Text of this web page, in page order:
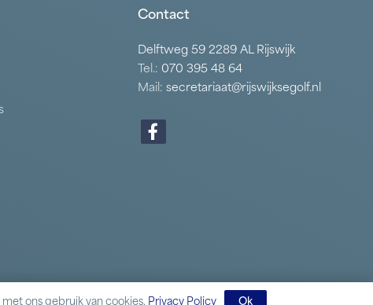
Contact
Delftweg 59 2289 AL Rijswijk
Tel.: 070 395 48 64
Mail: secretariaat@rijswijksegolf.nl
ons gebruik van cookies. Privacy Policy Ok